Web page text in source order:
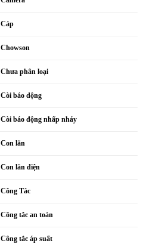
Cáp
Chowson
Chưa phân loại
Còi báo dộng
Còi báo động nhấp nháy
Con lăn
Con lăn điện
Công Tắc
Công tắc an toàn
Công tắc áp suất